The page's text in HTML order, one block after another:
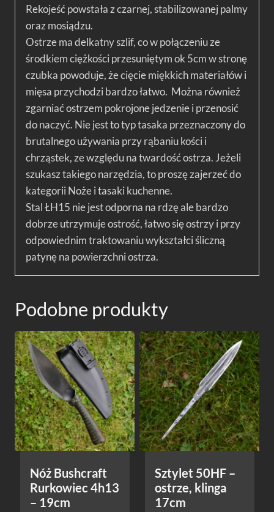
Rekojeść powstała z czarnej, stabilizowanej palmy
oraz mosiądzu.
Ostrze ma delkatny szlif, co w połączeniu ze
środkiem ciężkości przesuniętym ok 5cm w stronę
czubka powoduje, że cięcie miękkich materiałów i
mięsa przychodzi bardzo łatwo. Można również
zgarniać ostrzem pokrojone jedzenie i przenosić
do naczyć. Nie jest to typ tasaka przeznaczony do
brutalnego używania przy rąbaniu kości i
chrząstek, ze względu na twardość ostrza. Jeżeli
szukasz takiego narzędzia, to proszę zajerzeć do
kategorii Noże i tasaki kuchenne.
Stal ŁH15 nie jest odporna na rdzę ale bardzo
dobrze utrzymuje ostrość, łatwo się ostrzy i przy
odpowiednim traktowaniu wykształci śliczną
patynę na powierzchni ostrza.
Podobne produkty
Nóż Bushcraft
Rurkowiec 4h13
– 19cm
Sztylet 50HF –
ostrze, klinga
17cm